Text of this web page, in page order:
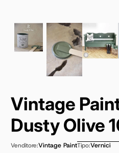
Vintage
Dusty Olive
Venditore:Vintage PaintTipo:Vernici